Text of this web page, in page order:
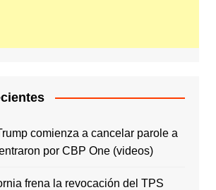
comienza a cancelar parole a
por CBP One (videos)
frena la revocación del TPS